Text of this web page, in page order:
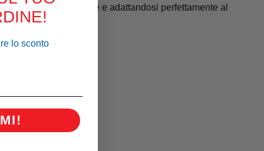
anatomica del piede e adattandosi perfettamente al
verde.
lo sconto